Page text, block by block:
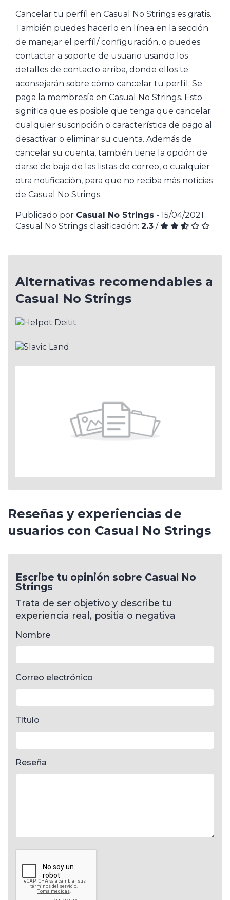
Cancelar tu perfíl en Casual No Strings es gratis.
También puedes hacerlo en línea en la sección
de manejar el perfíl/ configuración, o puedes
contactar a soporte de usuario usando los
detalles de contacto arriba, donde ellos te
aconsejarán sobre cómo cancelar tu perfíl. Se
paga la membresía en Casual No Strings. Esto
significa que es posible que tenga que cancelar
cualquier suscripción o característica de pago al
desactivar o eliminar su cuenta. Además de
cancelar su cuenta, también tiene la opción de
darse de baja de las listas de correo, o cualquier
otra notificación, para que no reciba más noticias
de Casual No Strings.
Publicado por Casual No Strings - 15/04/2021
Casual No Strings clasificación: 2.3 /
Alternativas recomendables a
Casual No Strings
Reseñas y experiencias de
usuarios con Casual No Strings
Escribe tu opinión sobre Casual No
Strings
Trata de ser objetivo y describe tu
experiencia real, positia o negativa
Nombre
Correo electrónico
Título
Reseña